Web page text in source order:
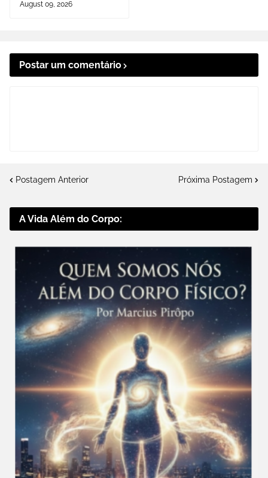
August 09, 2026
Postar um comentário
Postagem Anterior Próxima Postagem
A Vida Além do Corpo: